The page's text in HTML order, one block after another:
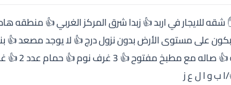
بكون على مستوى الأرض بدون نزول درج 👍 لا يوجد مصعد
ب و ا ل ع ز